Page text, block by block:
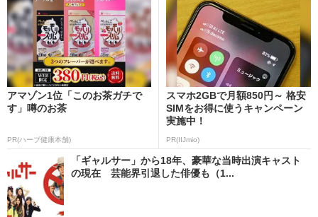
アマゾン1位「このお茶ガチで
す」噂のお茶
PR(ハーブ健康本舗)
スマホ2GBで月額850円～ 格安
SIMをお得に使うキャンペーン
実施中！
PR(IIJmio)
「ギャルサー」から18年、豪華な当時出演キャスト
の現在 芸能界引退した俳優も（1...